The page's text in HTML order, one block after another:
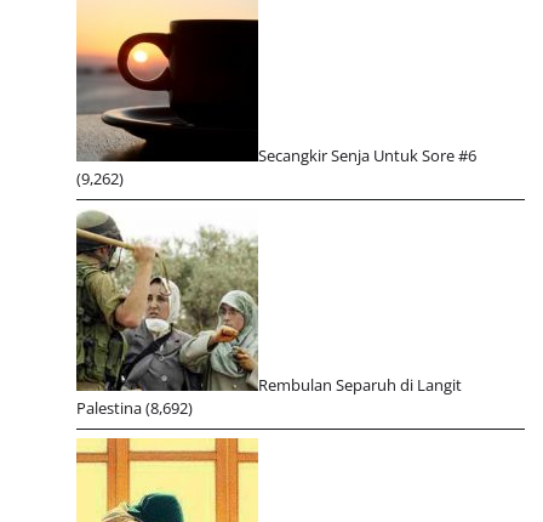
Secangkir Senja Untuk Sore #6
(9,262)
Rembulan Separuh di Langit
Palestina(8,692)